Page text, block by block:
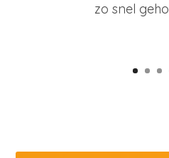
zo snel